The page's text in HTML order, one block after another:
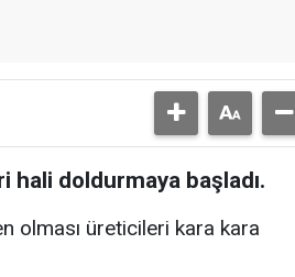
doldurmaya başladı.
olması üreticileri kara kara